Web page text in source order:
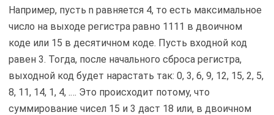
Например, пусть n равняется 4, то есть максимальное
число на выходе регистра равно 1111 в двоичном
коде или 15 в десятичном коде. Пусть входной код
равен 3. Тогда, после начального сброса регистра,
выходной код будет нарастать так: 0, 3, 6, 9, 12, 15, 2, 5,
8, 11, 14, 1, 4, .… Это происходит потому, что
суммирование чисел 15 и 3 даст 18 или, в двоичном